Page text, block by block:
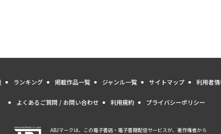
ランキング 掲載作品一覧 ジャンル一覧 サイトマップ 利用者
よくあるご質問 / お問い合わせ 利用規約 プライバシーポリシー
ABJマークは、この電子書店・電子書籍配信サービスが、著作権者から